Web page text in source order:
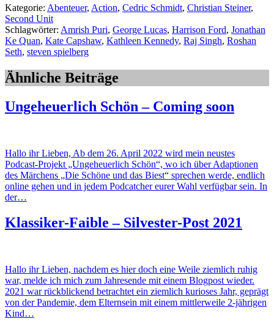
Kategorie: Abenteuer, Action, Cedric Schmidt, Christian Steiner,
Second Unit
Schlagwörter: Amrish Puri, George Lucas, Harrison Ford, Jonathan
Ke Quan, Kate Capshaw, Kathleen Kennedy, Raj Singh, Roshan
Seth, steven spielberg
Ähnliche Beiträge
Ungeheuerlich Schön – Coming soon
Hallo ihr Lieben, Ab dem 26. April 2022 wird mein neustes
Podcast-Projekt „Ungeheuerlich Schön“, wo ich über Adaptionen
des Märchens „Die Schöne und das Biest“ sprechen werde, endlich
online gehen und in jedem Podcatcher eurer Wahl verfügbar sein. In
der…
Klassiker-Faible – Silvester-Post 2021
Hallo ihr Lieben, nachdem es hier doch eine Weile ziemlich ruhig
war, melde ich mich zum Jahresende mit einem Blogpost wieder.
2021 war rückblickend betrachtet ein ziemlich kurioses Jahr, geprägt
von der Pandemie, dem Elternsein mit einem mittlerweile 2-jährigen
Kind…